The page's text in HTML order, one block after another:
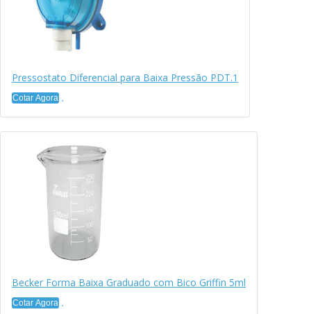
Pressostato Diferencial para Baixa Pressão PDT.1
Cotar Agora
Becker Forma Baixa Graduado com Bico Griffin 5ml
Cotar Agora